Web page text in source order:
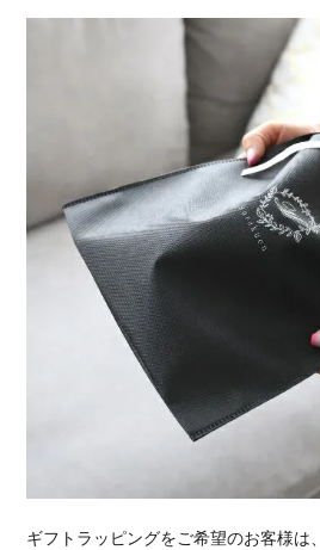
ギフトラッピングをご希望のお客様は、